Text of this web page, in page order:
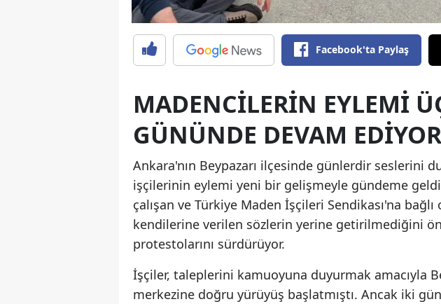
Facebook'ta Paylaş
MADENCILERIN EYLEMI
GÜNÜNDE DEVAM EDIYOR
Ankara'nın Beypazarı ilçesinde günlerdir seslerini
işçilerinin eylemi yeni bir gelişmeyle gündeme
çalışan ve Türkiye Maden İşçileri Sendikası'na
kendilerine verilen sözlerin yerine getirilmediğini
protestolarını sürdürüyor.
İşçiler, taleplerini kamuoyuna duyurmak amacıyla
merkezine doğru yürüyüş başlatmıştı. Ancak iki